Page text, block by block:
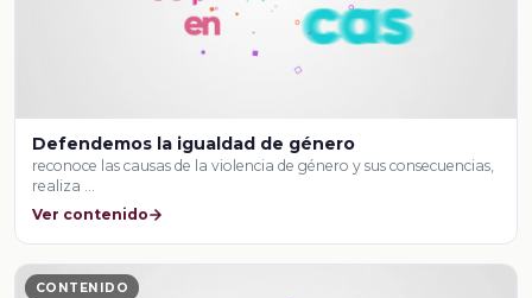
Defendemos la igualdad de género
reconoce las causas de la violencia de género y sus consecuencias,
realiza …
Ver contenido
CONTENIDO